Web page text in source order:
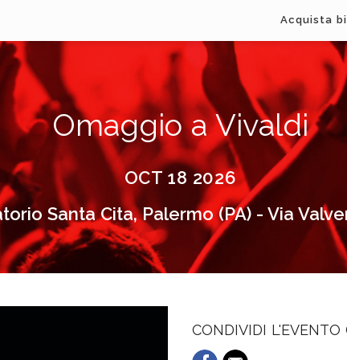
Acquista
Omaggio a Vivaldi
OCT 18 2026
Santa Cita, Palermo (PA) - Via
CONDIVIDI L'EVENTO